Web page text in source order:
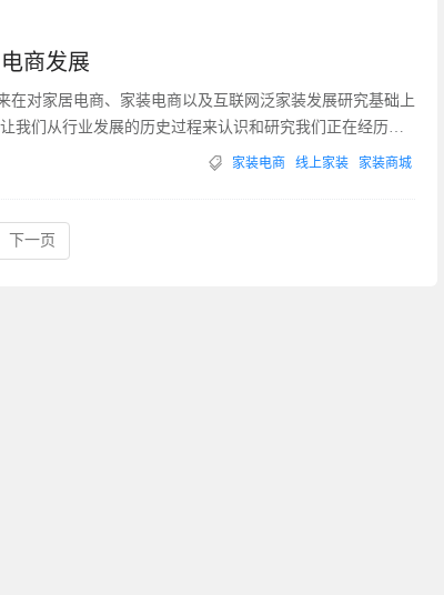
商发展
在对家居电商、家装电商以及互联网泛家装发展研究基础上
我们从行业发展的历史过程来认识和研究我们正在经历的
家装电商 线上家装 家装商城
下一页